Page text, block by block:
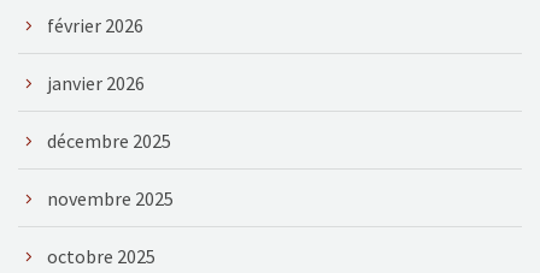
février 2026
janvier 2026
décembre 2025
novembre 2025
octobre 2025